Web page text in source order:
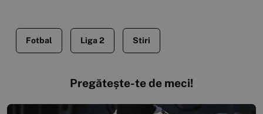
Fotbal Liga 2 Stiri
Pregătește-te de meci!